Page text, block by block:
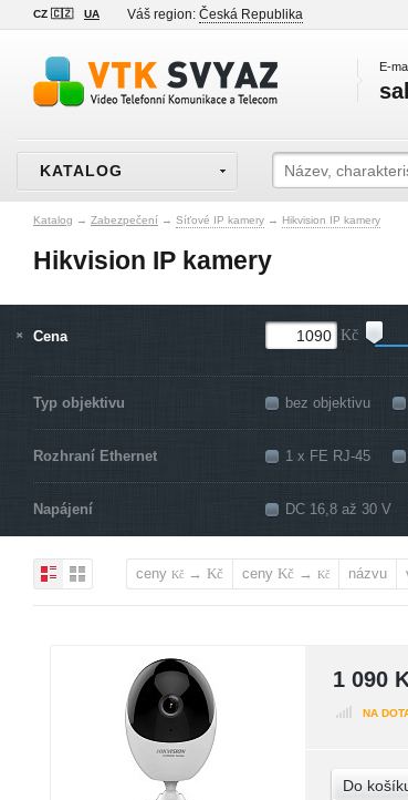
CZ 🇨🇿 UA Váš region: Česká Republika
E-
KATALOG
Katalog → Zabezpečení → Síťové IP kamery → Hikvision IP kamery
Hikvision IP kamery
Cena Kč
Typ objektivu bez objektivu
Rozhraní Ethernet 1 x FE RJ-45
Napájení DC 16,8 až 30 V
ceny Kč → Kč ceny Kč → Kč názvu
1 090
NA
Do